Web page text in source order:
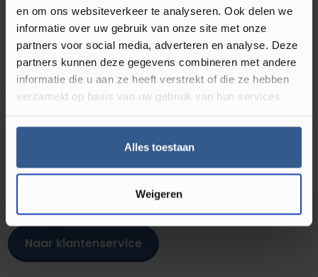
en om ons websiteverkeer te analyseren. Ook delen we
informatie over uw gebruik van onze site met onze
partners voor social media, adverteren en analyse. Deze
partners kunnen deze gegevens combineren met andere
informatie die u aan ze heeft verstrekt of die ze hebben
verzameld op basis van uw gebruik van hun services.
Alles toestaan
Weigeren
Kom je er niet uit?
We staan voor je klaar!
Naar klantenservice